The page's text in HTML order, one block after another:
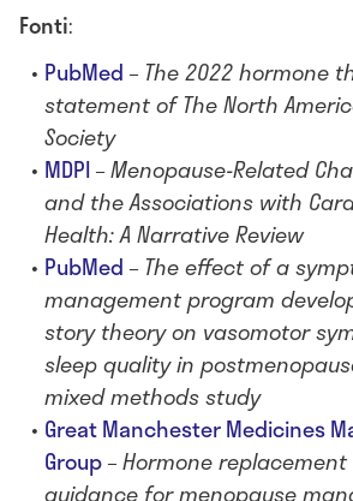
Fonti:
PubMed – The 2022 hormone
statement of The North
Society
MDPI–Menopause-Related
and the Associations with
Health: A Narrative Review
PubMed – The effect of a
management program
story theory on vasomotor
sleep quality in
mixed methods study
Great Manchester Medicines
Group–Hormone
guidance for menopause